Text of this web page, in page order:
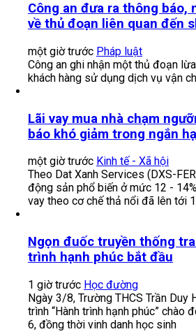
Công an đưa ra thông báo,
về thủ đoạn liên quan đến
một giờ trước Pháp luật
Công an ghi nhận một thủ đoạn
khách hàng sử dụng dịch vụ vận
Lãi vay mua nhà chạm
báo khó giảm trong ngắn
một giờ trước Kinh tế - Xã hội
Theo Dat Xanh Services (DXS-
động sản phổ biến ở mức 12 -
vay theo cơ chế thả nổi đã lên tới
Ngọn đuốc truyền thống
trình hạnh phúc bắt đầu
1 giờ trước Học đường
Ngày 3/8, Trường THCS Trần Duy
trình “Hành trình hạnh phúc” chào
6, đồng thời vinh danh học sinh